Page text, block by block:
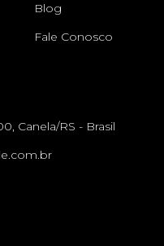
Blog
Fale Conosco
Canela/RS - Brasil